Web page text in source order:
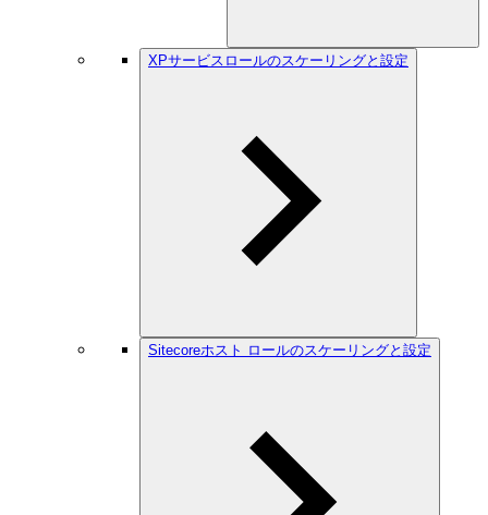
XPサービスロールのスケーリングと設定
Sitecoreホスト ロールのスケーリングと設定